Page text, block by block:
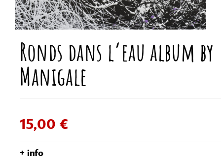
Ronds dans l’eau album by
Manigale
15,00 €
+ info